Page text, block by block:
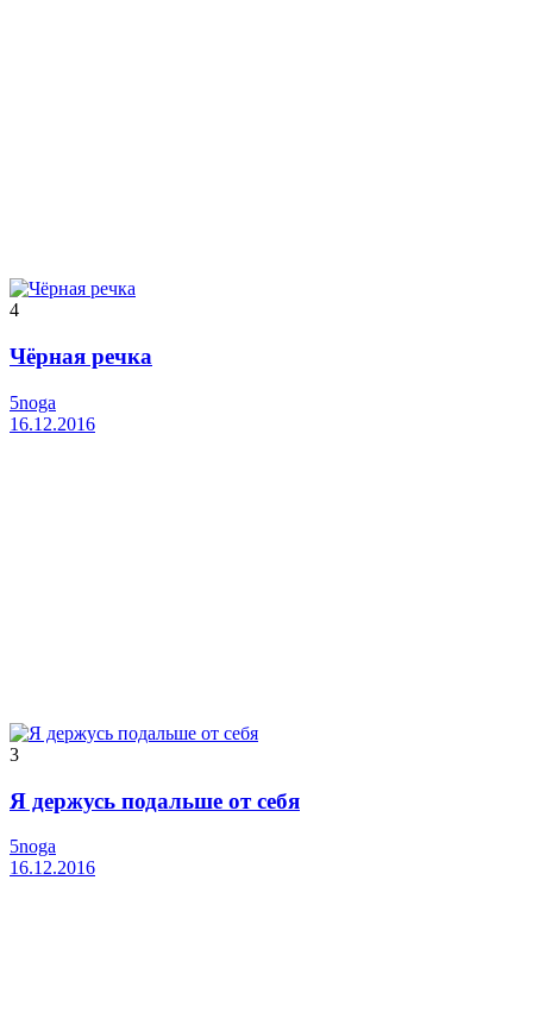
4
Чёрная речка
5noga
16.12.2016
3
Я держусь подальше от себя
5noga
16.12.2016